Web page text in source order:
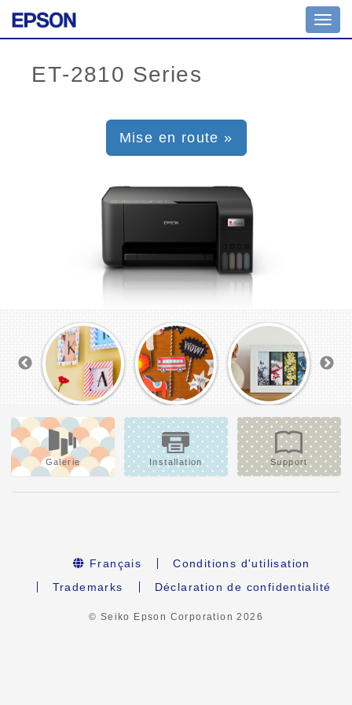
Mise en route »
Galerie Installation Support
Français
Conditions d'utilisation
Trademarks
Déclaration de confidentialité
© Seiko Epson Corporation2026